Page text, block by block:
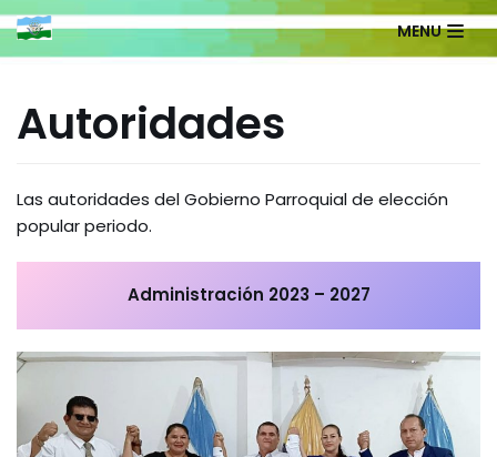
Saltar
contenido
MENU
Autoridades
Las autoridades del Gobierno Parroquial de elección
popular periodo.
Administración 2023 – 2027